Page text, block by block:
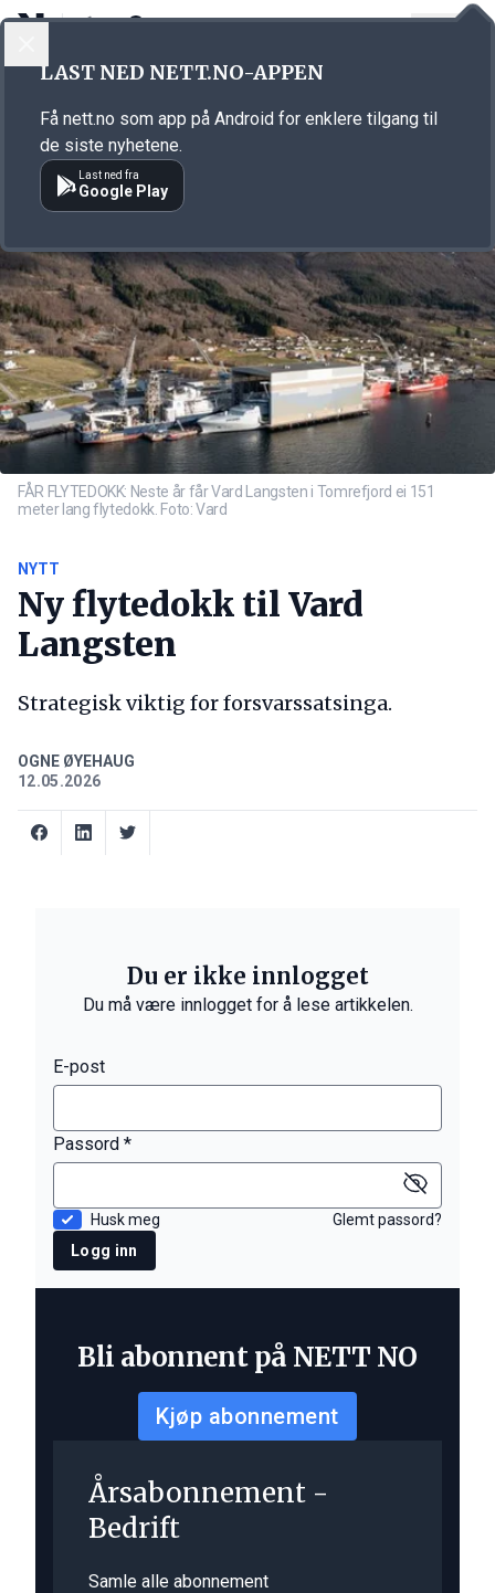
Annonsørinnhold
FÅR FLYTEDOKK: Neste år får Vard Langsten i Tomrefjord ei 151
meter lang flytedokk. Foto: Vard
NYTT
Ny flytedokk til Vard
Langsten
Strategisk viktig for forsvarssatsinga.
OGNE ØYEHAUG
12.05.2026
Du er ikke innlogget
Du må være innlogget for å lese artikkelen.
E-post
Passord *
Husk meg
Glemt passord?
Logg inn
Bli abonnent på NETT NO
Kjøp abonnement
Årsabonnement -
Bedrift
Samle alle abonnement
LAST NED NETT.NO-APPEN
Få nett.no som app på Android for enklere tilgang til
de siste nyhetene.
Last ned fra
Google Play